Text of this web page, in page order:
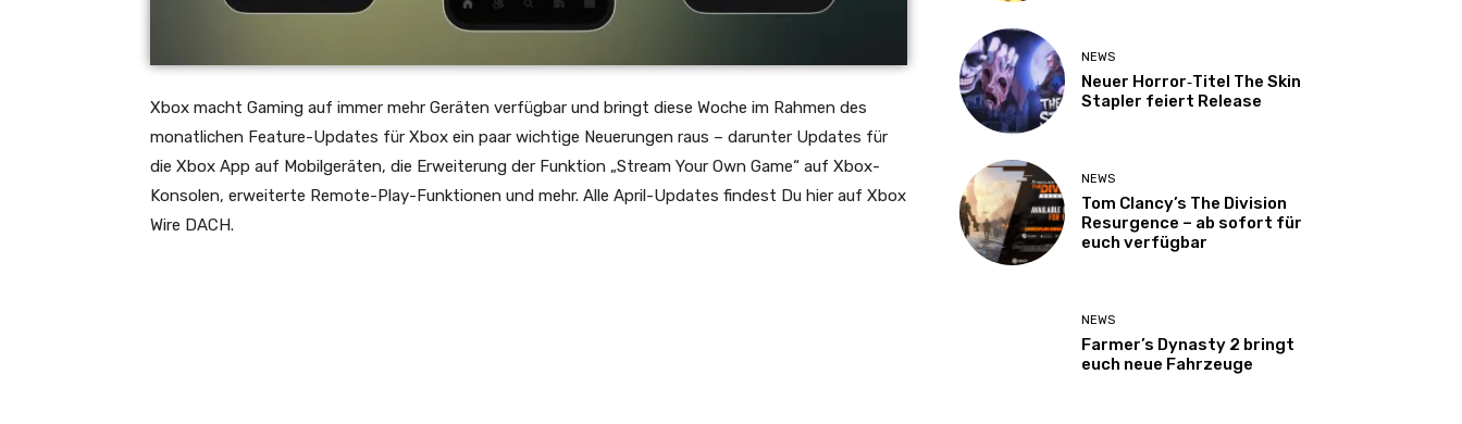
Xbox macht Gaming auf immer mehr Geräten verfügbar und bringt diese Woche im Rahmen des
monatlichen Feature-Updates für Xbox ein paar wichtige Neuerungen raus – darunter Updates für
die Xbox App auf Mobilgeräten, die Erweiterung der Funktion „Stream Your Own Game“ auf Xbox-
Konsolen, erweiterte Remote-Play-Funktionen und mehr. Alle April-Updates findest Du hier auf Xbox
Wire DACH.
NEWS
Neuer Horror‑Titel The Skin
Stapler feiert Release
NEWS
Tom Clancy’s The Division
Resurgence – ab sofort für
euch verfügbar
NEWS
Farmer’s Dynasty 2 bringt
euch neue Fahrzeuge